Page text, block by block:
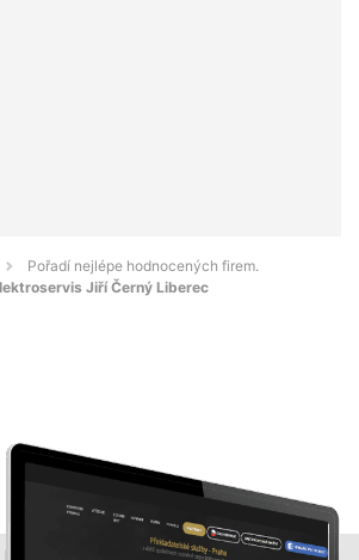
Pořadí nejlépe hodnocených firem.
Jiří Černý Liberec